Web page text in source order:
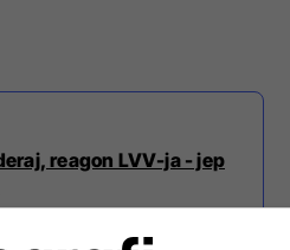
reagon LVV-ja - jep